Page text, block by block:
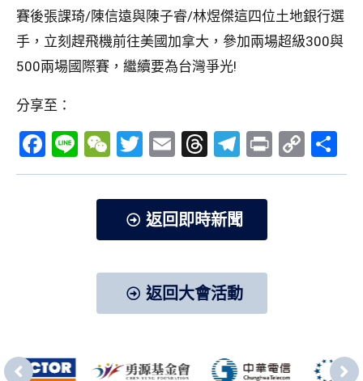
賽後張課琦/陳信遠與陳子睿/林煜傑這四位土地銀行選
手，立刻趕飛機前往美國加拿大，參加兩場超級300與
500兩場國際賽，繼續要為台灣爭光!
分享至：
Facebook
LineWeChat
Twitter
EmailThreads
Telegram
PrintCopy
Link
享
返回即時新聞
返回大會活動